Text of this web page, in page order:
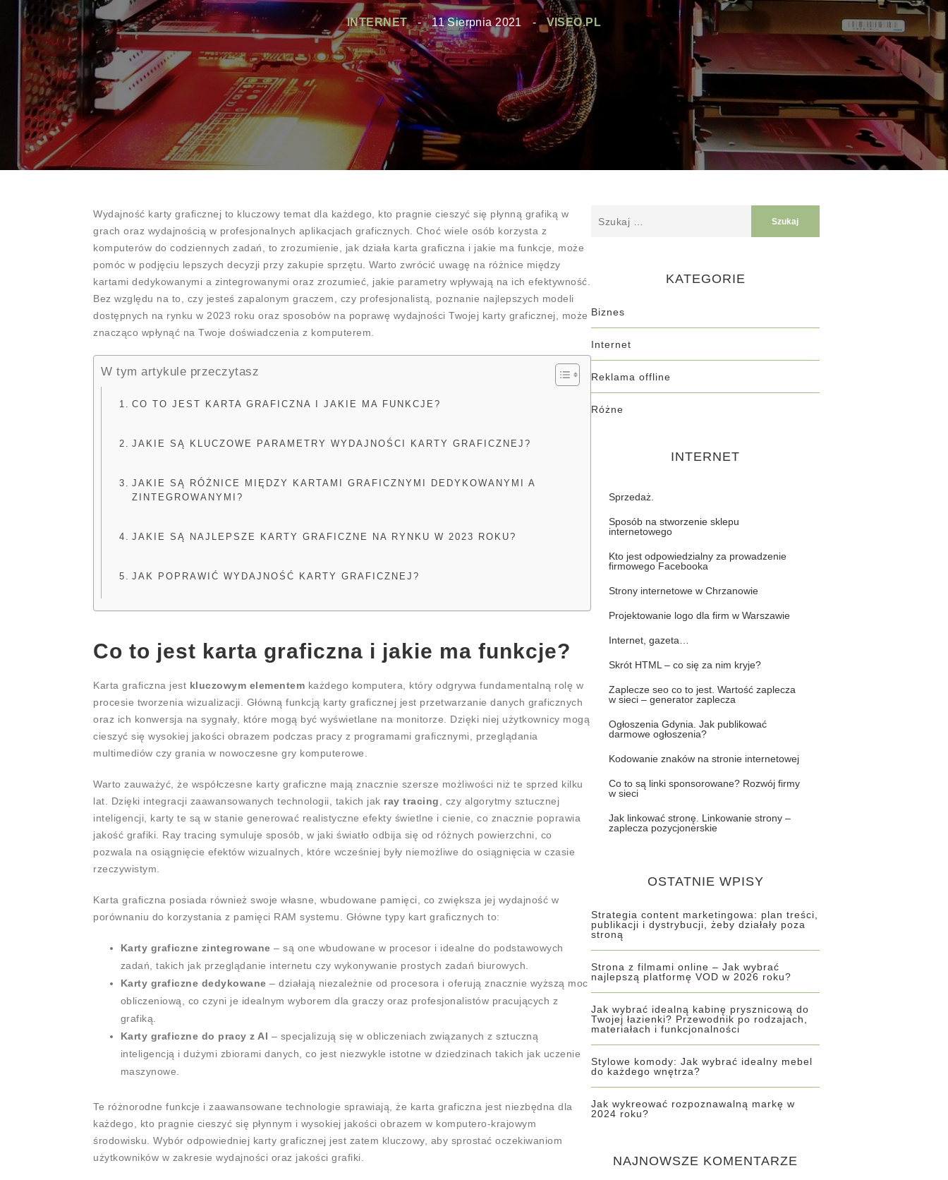
INTERNET - 11 Sierpnia 2021 VISEO.PL
Wydajność karty graficznej to kluczowy temat dla każdego, kto pragnie cieszyć się płynną grafiką w
grach oraz wydajnością w profesjonalnych aplikacjach graficznych. Choć wiele osób korzysta z
komputerów do codziennych zadań, to zrozumienie, jak działa karta graficzna i jakie ma funkcje, może
pomóc w podjęciu lepszych decyzji przy zakupie sprzętu. Warto zwrócić uwagę na różnice między
kartami dedykowanymi a zintegrowanymi oraz zrozumieć, jakie parametry wpływają na ich efektywność.
Bez względu na to, czy jesteś zapalonym graczem, czy profesjonalistą, poznanie najlepszych modeli
dostępnych na rynku w 2023 roku oraz sposobów na poprawę wydajności Twojej karty graficznej, może
znacząco wpłynąć na Twoje doświadczenia z komputerem.
W tym artykule przeczytasz
CO TO JEST KARTA GRAFICZNA I JAKIE MA FUNKCJE?
JAKIE SĄ KLUCZOWE PARAMETRY WYDAJNOŚCI KARTY GRAFICZNEJ?
JAKIE SĄ RÓŻNICE MIĘDZY KARTAMI GRAFICZNYMI DEDYKOWANYMI A
ZINTEGROWANYMI?
JAKIE SĄ NAJLEPSZE KARTY GRAFICZNE NA RYNKU W 2023 ROKU?
JAK POPRAWIĆ WYDAJNOŚĆ KARTY GRAFICZNEJ?
Co to jest karta graficzna i jakie ma funkcje?
Karta graficzna jest kluczowym elementem każdego komputera, który odgrywa fundamentalną rolę w
procesie tworzenia wizualizacji. Główną funkcją karty graficznej jest przetwarzanie danych graficznych
oraz ich konwersja na sygnały, które mogą być wyświetlane na monitorze. Dzięki niej użytkownicy mogą
cieszyć się wysokiej jakości obrazem podczas pracy z programami graficznymi, przeglądania
multimediów czy grania w nowoczesne gry komputerowe.
Warto zauważyć, że współczesne karty graficzne mają znacznie szersze możliwości niż te sprzed kilku
lat. Dzięki integracji zaawansowanych technologii, takich jak ray tracing , czy algorytmy sztucznej
inteligencji, karty te są w stanie generować realistyczne efekty świetlne i cienie, co znacznie poprawia
jakość grafiki. Ray tracing symuluje sposób, w jaki światło odbija się od różnych powierzchni, co
pozwala na osiągnięcie efektów wizualnych, które wcześniej były niemożliwe do osiągnięcia w czasie
rzeczywistym.
Karta graficzna posiada również swoje własne, wbudowane pamięci, co zwiększa jej wydajność w
porównaniu do korzystania z pamięci RAM systemu. Główne typy kart graficznych to:
Karty graficzne zintegrowane – są one wbudowane w procesor i idealne do podstawowych
zadań, takich jak przeglądanie internetu czy wykonywanie prostych zadań biurowych.
Karty graficzne dedykowane – działają niezależnie od procesora i oferują znacznie wyższą moc
obliczeniową, co czyni je idealnym wyborem dla graczy oraz profesjonalistów pracujących z
grafiką.
Karty graficzne do pracy z AI – specjalizują się w obliczeniach związanych z sztuczną
inteligencją i dużymi zbiorami danych, co jest niezwykle istotne w dziedzinach takich jak uczenie
maszynowe.
Te różnorodne funkcje i zaawansowane technologie sprawiają, że karta graficzna jest niezbędna dla
każdego, kto pragnie cieszyć się płynnym i wysokiej jakości obrazem w komputero-krajowym
środowisku. Wybór odpowiedniej karty graficznej jest zatem kluczowy, aby sprostać oczekiwaniom
użytkowników w zakresie wydajności oraz jakości grafiki.
KATEGORIE
Biznes
Internet
Reklama offline
Różne
INTERNET
Sprzedaż.
Sposób na stworzenie sklepu
internetowego
Kto jest odpowiedzialny za prowadzenie
firmowego Facebooka
Strony internetowe w Chrzanowie
Projektowanie logo dla firm w Warszawie
Internet, gazeta…
Skrót HTML – co się za nim kryje?
Zaplecze seo co to jest. Wartość zaplecza
w sieci – generator zaplecza
Ogłoszenia Gdynia. Jak publikować
darmowe ogłoszenia?
Kodowanie znaków na stronie internetowej
Co to są linki sponsorowane? Rozwój firmy
w sieci
Jak linkować stronę. Linkowanie strony –
zaplecza pozycjonerskie
OSTATNIE WPISY
Strategia content marketingowa: plan treści,
publikacji i dystrybucji, żeby działały poza
stroną
Strona z filmami online – Jak wybrać
najlepszą platformę VOD w 2026 roku?
Jak wybrać idealną kabinę prysznicową do
Twojej łazienki? Przewodnik po rodzajach,
materiałach i funkcjonalności
Stylowe komody: Jak wybrać idealny mebel
do każdego wnętrza?
Jak wykreować rozpoznawalną markę w
2024 roku?
NAJNOWSZE KOMENTARZE